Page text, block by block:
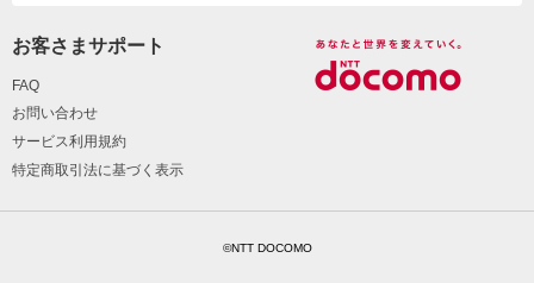
お客さまサポート
FAQ
お問い合わせ
サービス利用規約
特定商取引法に基づく表示
©NTT DOCOMO